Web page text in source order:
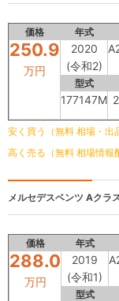
価格 年式
250.9
万円
2020
(令和2)
型式
177147M
安く買う（無料 相場・出
高く売る（無料 相場情報
メルセデスベンツ Aクラ
価格 年式
288.0
万円
2019
(令和1)
型式